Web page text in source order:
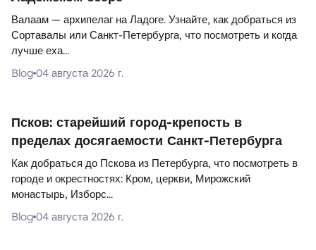
Валаам — архипелаг на Ладоге. Узнайте, как добраться из
Сортавалы или Санкт-Петербурга, что посмотреть и когда
лучше еха...
Blog 04 августа 2026 г.
Псков: старейший город-крепость в
пределах досягаемости Санкт-Петербурга
Как добраться до Пскова из Петербурга, что посмотреть в
городе и окрестностях: Кром, церкви, Мирожский
монастырь, Изборс...
Blog 04 августа 2026 г.